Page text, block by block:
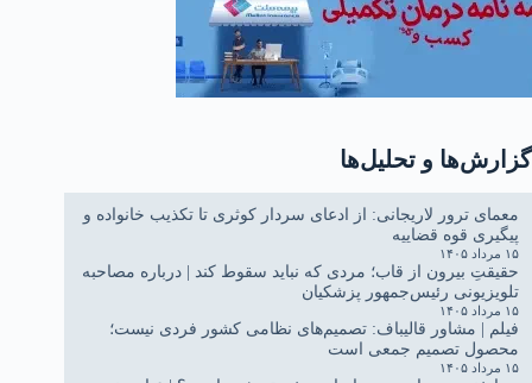
گزارش‌ها و تحلیل‌ها
معمای ترور لاریجانی: از ادعای سردار کوثری تا تکذیب خانواده و
پیگیری قوه قضاییه
۱۵ مرداد ۱۴۰۵
حقیقتِ بیرون از قاب؛ مردی که نباید سقوط کند | درباره مصاحبه
تلویزیونی رئیس‌جمهور پزشکیان
۱۵ مرداد ۱۴۰۵
فیلم | مشاور قالیباف: تصمیم‌های نظامی کشور فردی نیست؛
محصول تصمیم جمعی است
۱۵ مرداد ۱۴۰۵